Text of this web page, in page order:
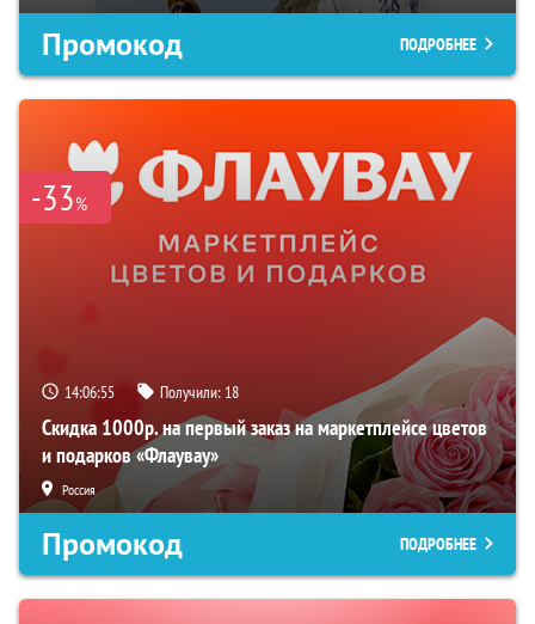
Промокод ПОДРОБНЕЕ
-33%
14:06:53 Получили: 18
Скидка 1000р. на первый заказ на маркетплейсе цветов
и подарков «Флаувау»
Россия
Промокод ПОДРОБНЕЕ